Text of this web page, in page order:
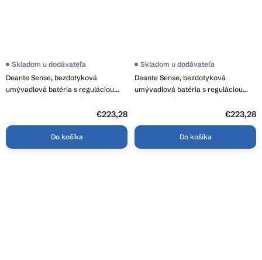
Deante Sense, bezdotyková
umývadlová batéria s reguláciou
teploty, napájanie 230/6V, čierna
Skladom u dodávateľa
€223,28
Do košíka
Deante Sense, bezdotyková
umývadlová batéria s reguláciou
teploty, napájanie 4xAA, čierna
Skladom u dodávateľa
€223,28
Do košíka